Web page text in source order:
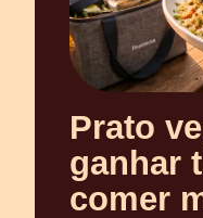
Prato
ganhar
comer